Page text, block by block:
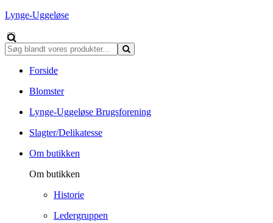
Lynge-Uggeløse
Forside
Blomster
Lynge-Uggeløse Brugsforening
Slagter/Delikatesse
Om butikken
Om butikken
Historie
Ledergruppen